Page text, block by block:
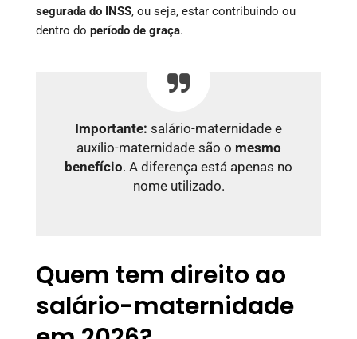
segurada do INSS, ou seja, estar contribuindo ou
dentro do período de graça.
Importante: salário-maternidade e
auxílio-maternidade são o mesmo
benefício. A diferença está apenas no
nome utilizado.
Quem tem direito ao
salário-maternidade